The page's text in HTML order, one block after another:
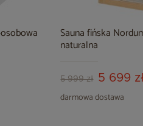
Sauna fińska
naturalna
5 999 zł 5 699
darmowa dostawa